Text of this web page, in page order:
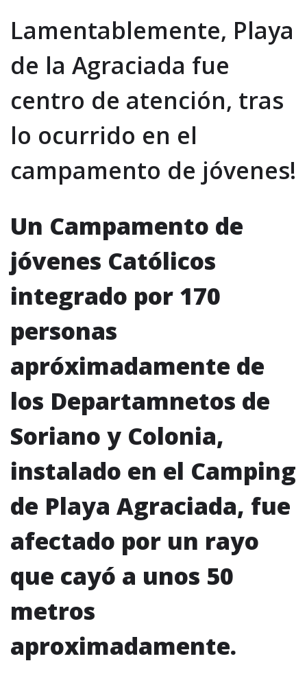
Lamentablemente, Playa
de la Agraciada fue
centro de atención, tras
lo ocurrido en el
campamento de jóvenes!
Un Campamento de
jóvenes Católicos
integrado por 170
personas
apróximadamente de
los Departamnetos de
Soriano y Colonia,
instalado en el Camping
de Playa Agraciada, fue
afectado por un rayo
que cayó a unos 50
metros
aproximadamente.